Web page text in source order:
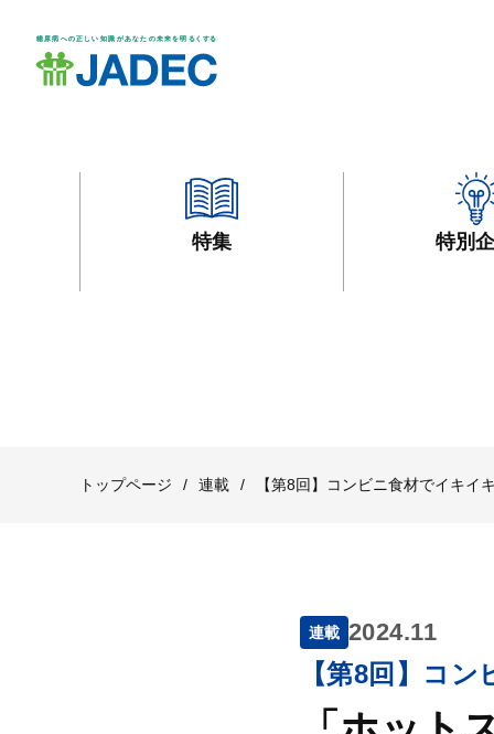
特集 特別
トップページ / 連載 / 【第8回】コンビニ食材でイキ
連載 2024.11
【第8回】コ